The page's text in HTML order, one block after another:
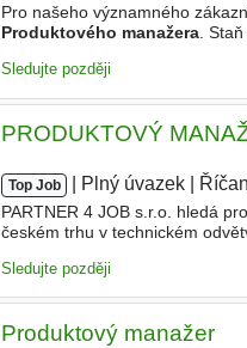
Pro našeho významného
Produktového manažera.
Sledujte později
PRODUKTOVÝ
Top Job Plný úvazek
PARTNER 4 JOB s.r.o. hledá
českém trhu v technickém
Sledujte později
Produktový manažer